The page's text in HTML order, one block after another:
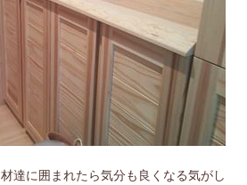
達に囲まれたら気分も良くなる気がし